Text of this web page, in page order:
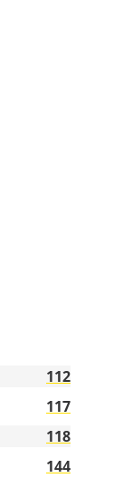
112
117
118
144